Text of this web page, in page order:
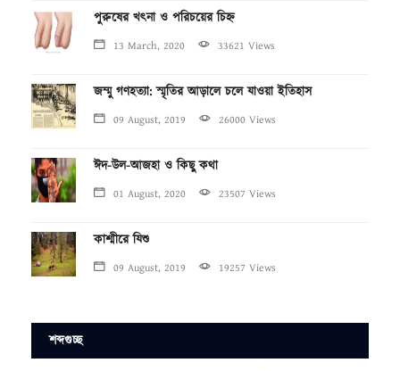
পুরুষের খৎনা ও পরিচয়ের চিহ্ন
13 March, 2020 33621 Views
জম্মু গণহত্যা: স্মৃতির আড়ালে চলে যাওয়া ইতিহাস
09 August, 2019 26000 Views
ঈদ-উল-আজহা ও কিছু কথা
01 August, 2020 23507 Views
কাশ্মীরে যিশু
09 August, 2019 19257 Views
শব্দগুচ্ছ